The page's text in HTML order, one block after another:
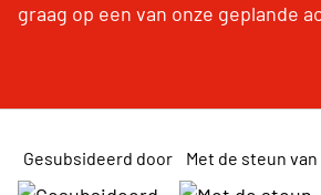
graag op een van onze geplande
Gesubsideerd door Met de steun van